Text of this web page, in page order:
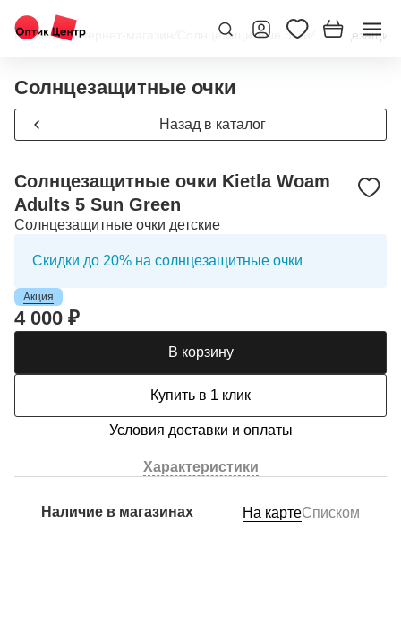
Главная/Интернет-магазин Солнцезащитные очки
Солнцезащитные очки
Назад в каталог
Солнцезащитные очки Kietla Woam
Adults 5 Sun Green
Солнцезащитные очки детские
Скидки до 20% на солнцезащитные очки
Акция
4 000 ₽
В корзину
Купить в 1 клик
Условия доставки и оплаты
Характеристики
Наличие в магазинах На картеСписком